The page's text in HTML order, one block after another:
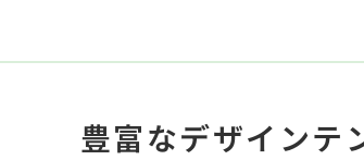
豊富なデザインテ